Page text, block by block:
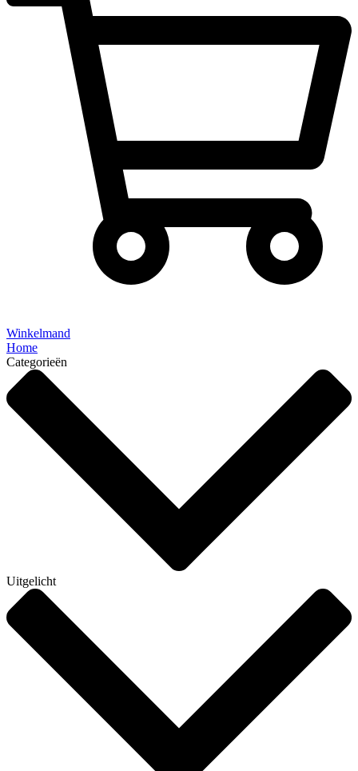
Winkelmand
Home
Categorieën
Uitgelicht